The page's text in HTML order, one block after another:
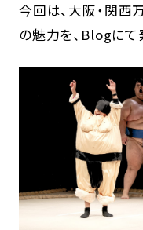
今回は、大阪・関西
の魅力を、Blogにて